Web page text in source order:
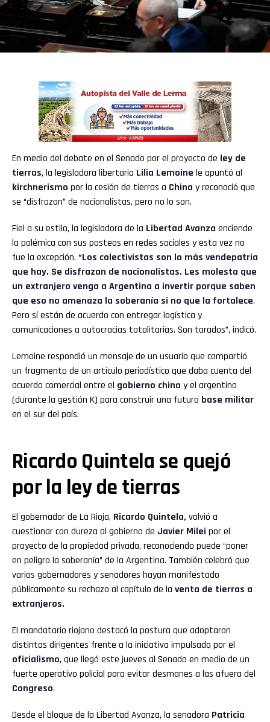
En medio del debate en el Senado por el proyecto de ley de
tierras, la legisladora libertaria Lilia Lemoine le apuntó al
kirchnerismo por la cesión de tierras a China y reconoció que
se “disfrazan” de nacionalistas, pero no lo son.
Fiel a su estilo, la legisladora de la Libertad Avanza enciende
la polémica con sus posteos en redes sociales y esta vez no
fue la excepción. “Los colectivistas son lo más vendepatria
que hay. Se disfrazan de nacionalistas. Les molesta que
un extranjero venga a Argentina a invertir porque saben
que eso no amenaza la soberanía si no que la fortalece.
Pero sí están de acuerdo con entregar logística y
comunicaciones a autocracias totalitarias. Son tarados”, indicó.
Lemoine respondió un mensaje de un usuario que compartió
un fragmento de un artículo periodístico que daba cuenta del
acuerdo comercial entre el gobierno chino y el argentino
(durante la gestión K) para construir una futura base militar
en el sur del país.
Ricardo Quintela se quejó
por la ley de tierras
El gobernador de La Rioja, Ricardo Quintela, volvió a
cuestionar con dureza al gobierno de Javier Milei por el
proyecto de la propiedad privada, reconociendo puede “poner
en peligro la soberanía” de la Argentina. También celebró que
varios gobernadores y senadores hayan manifestado
públicamente su rechazo al capítulo de la venta de tierras a
extranjeros.
El mandatario riojano destacó la postura que adoptaron
distintos dirigentes frente a la iniciativa impulsada por el
oficialismo, que llegó este jueves al Senado en medio de un
fuerte operativo policial para evitar desmanes a las afuera del
Congreso.
Desde el bloque de la Libertad Avanza, la senadora Patricia